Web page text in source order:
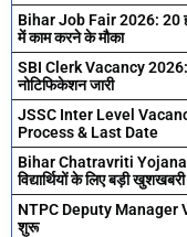
Bihar Job Fair 2026: 20
में काम करने के मौका
SBI Clerk Vacancy
नोटिफिकेशन जारी
JSSC Inter Level
Process & Last Date
Bihar Chatravriti Yojana
विद्यार्थियों के लिए बड़ी खुशखबरी
NTPC Deputy Manager
शुरू